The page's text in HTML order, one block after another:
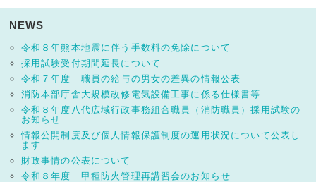
NEWS
令和８年熊本地震に伴う手数料の免除について
採用試験受付期間延長について
令和７年度 職員の給与の男女の差異の情報公表
消防本部庁舎大規模改修電気設備工事に係る仕様書等
令和８年度八代広域行政事務組合職員（消防職員）採用試験の
お知らせ
情報公開制度及び個人情報保護制度の運用状況について公表し
ます
財政事情の公表について
令和８年度 甲種防火管理再講習会のお知らせ